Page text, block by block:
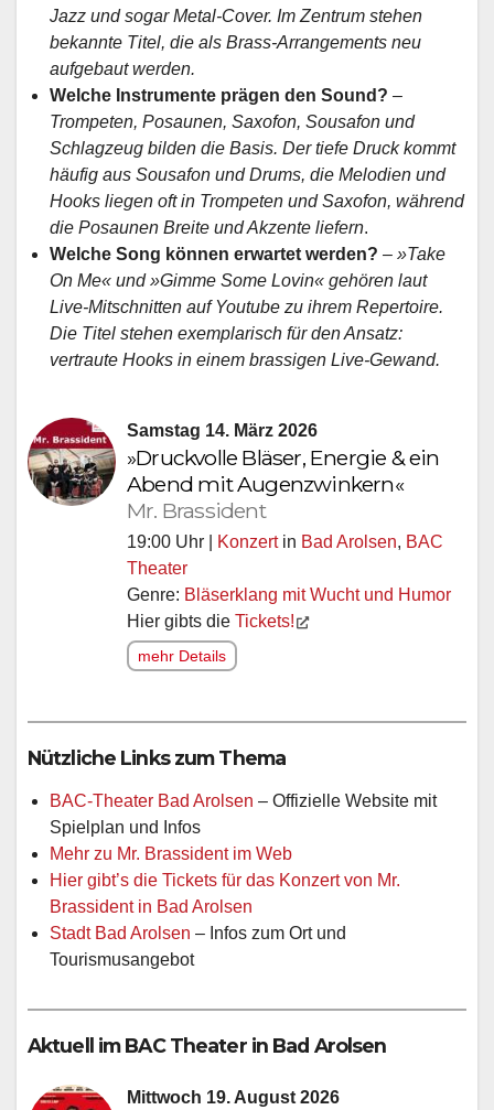
Jazz und sogar Metal-Cover. Im Zentrum stehen
bekannte Titel, die als Brass-Arrangements neu
aufgebaut werden.
Welche Instrumente prägen den Sound? –
Trompeten, Posaunen, Saxofon, Sousafon und
Schlagzeug bilden die Basis. Der tiefe Druck kommt
häufig aus Sousafon und Drums, die Melodien und
Hooks liegen oft in Trompeten und Saxofon, während
die Posaunen Breite und Akzente liefern.
Welche Song können erwartet werden? – »Take
On Me« und »Gimme Some Lovin« gehören laut
Live-Mitschnitten auf Youtube zu ihrem Repertoire.
Die Titel stehen exemplarisch für den Ansatz:
vertraute Hooks in einem brassigen Live-Gewand.
Samstag 14. März 2026
»Druckvolle Bläser, Energie & ein
Abend mit Augenzwinkern«
Mr. Brassident
19:00 Uhr | Konzertin Bad Arolsen, BAC
Theater
Genre: Bläserklang mit Wucht und Humor
Hier gibts die Tickets!
mehr Details
Nützliche Links zum Thema
BAC-Theater Bad Arolsen – Offizielle Website mit
Spielplan und Infos
Mehr zu Mr. Brassident im Web
Hier gibt’s die Tickets für das Konzert von Mr.
Brassident in Bad Arolsen
Stadt Bad Arolsen – Infos zum Ort und
Tourismusangebot
Aktuell im BAC Theater in Bad Arolsen
Mittwoch 19. August 2026